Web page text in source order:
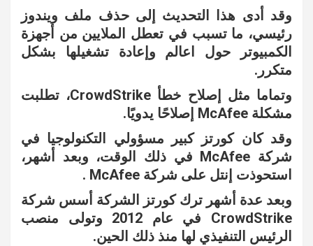
وقد أدى هذا التحديث إلى حذف ملف ويندوز
رئيسي، ما تسبب في تعطل الملايين من أجهزة
الكمبيوتر حول اعالم وإعادة تشغيلها بشكل
متكرر.
وتماما مثل إصلاح خطأ CrowdStrike، تطلبت
مشكلة McAfee إصلاحًا يدويًا.
وقد كان كورتز كبير مسؤولي التكنولوجيا في
شركة McAfee في ذلك الوقت، وبعد أشهر،
استحوذت إنتل على شركة McAfee .
وبعد عدة أشهر ترك كورتز الشركة أسس شركة
CrowdStrike في عام 2012 وتولى منصب
الرئيس التنفيذي لها منذ ذلك الحين.